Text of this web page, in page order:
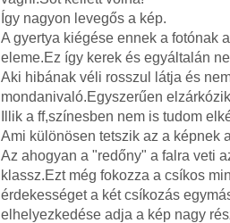
Így nagyon levegős a kép.
A gyertya kiégése ennek a fotónak
eleme.Ez így kerek és egyáltalán
Aki hibának véli rosszul látja és
mondanivaló.Egyszerűen
Illik a ff,színesben nem is tudom
Ami különösen tetszik az a képnek
Az ahogyan a "redőny" a falra veti
klassz.Ezt még fokozza a csíkos
érdekességet a két csíkozás
elhelyezkedése adja a kép nagy